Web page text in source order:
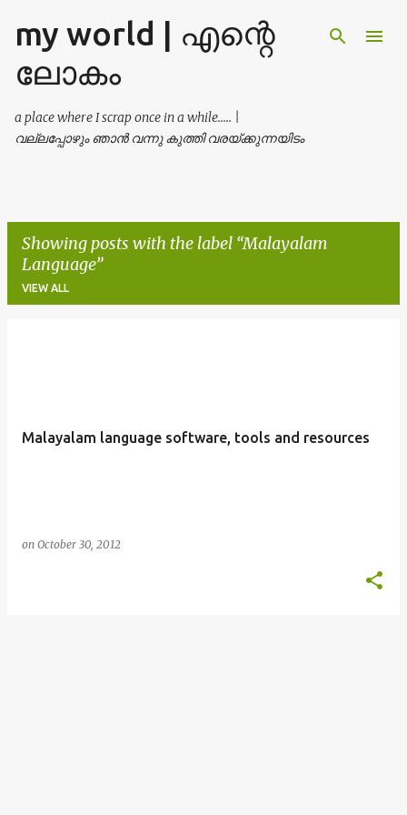
Skip to main content
my world | എന്റെ
ലോകം
a place where I scrap once in a while..... |
വല്ലപ്പോഴും ഞാൻ വന്നു കുത്തി വരയ്ക്കുന്നയിടം
Showing posts with the label Malayalam
Language
VIEW ALL
Malayalam language software, tools and resources
on October 30, 2012